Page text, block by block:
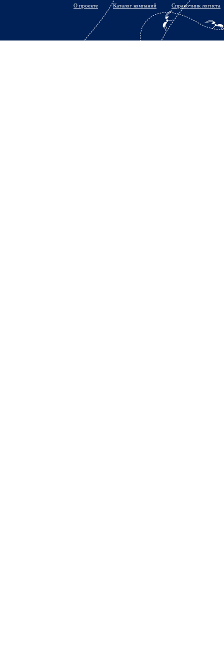
О проекте Каталог компаний Справочник логиста